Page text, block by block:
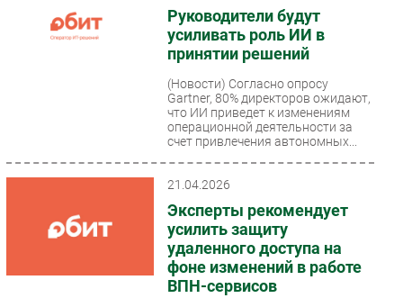
Руководители будут
усиливать роль ИИ в
принятии решений
(Новости) Согласно опросу
Gartner, 80% директоров ожидают,
что ИИ приведет к изменениям
операционной деятельности за
счет привлечения автономных...
21.04.2026
Эксперты рекомендует
усилить защиту
удаленного доступа на
фоне изменений в работе
ВПН-сервисов